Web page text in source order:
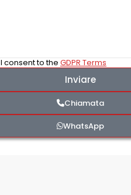
I consent to the GDPR Terms
Chiamata
WhatsApp